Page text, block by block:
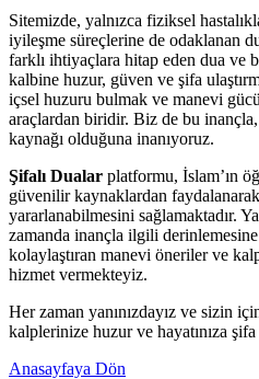
Sitemizde, yalnızca fiziksel
iyileşme süreçlerine de odaklanan
farklı ihtiyaçlara hitap eden dua ve
kalbine huzur, güven ve şifa
içsel huzuru bulmak ve manevi
araçlardan biridir. Biz de bu
kaynağı olduğuna inanıyoruz.
Şifalı Dualar platformu, İslam’ın
güvenilir kaynaklardan
yararlanabilmesini sağlamaktadır.
zamanda inançla ilgili derinlemesine
kolaylaştıran manevi öneriler ve
hizmet vermekteyiz.
Her zaman yanınızdayız ve sizin
kalplerinize huzur ve hayatınıza şifa
Anasayfaya Dön